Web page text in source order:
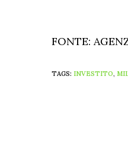
FONTE:
TAGS: INVESTITO,